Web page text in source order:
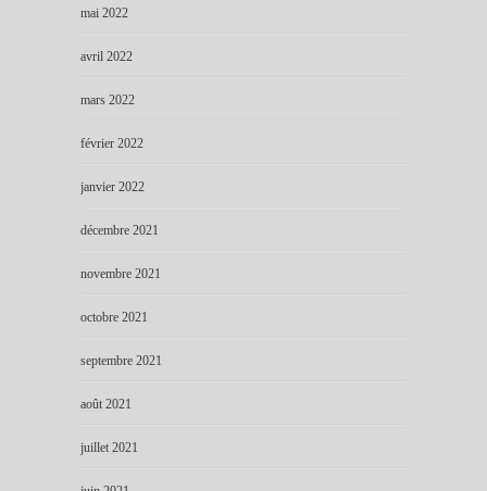
mai 2022
avril 2022
mars 2022
février 2022
janvier 2022
décembre 2021
novembre 2021
octobre 2021
septembre 2021
août 2021
juillet 2021